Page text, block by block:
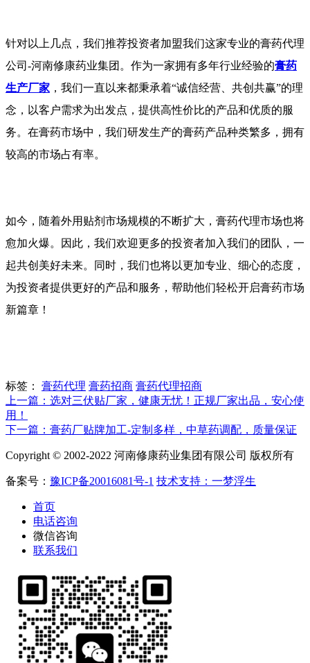
针对以上几点，我们推荐投资者加盟我们这家专业的膏药代理
公司-河南修康药业集团。作为一家拥有多年行业经验的膏药
生产厂家 ，我们一直以来都秉承着“诚信经营、共创共赢”的理
念，以客户需求为出发点，提供高性价比的产品和优质的服
务。在膏药市场中，我们研发生产的膏药产品种类繁多，拥有
较高的市场占有率。
如今，随着外用贴剂市场规模的不断扩大，膏药代理市场也将
愈加火爆。因此，我们欢迎更多的投资者加入我们的团队，一
起共创美好未来。同时，我们也将以更加专业、细心的态度，
为投资者提供更好的产品和服务，帮助他们轻松开启膏药市场
新篇章！
标签： 膏药代理 膏药招商 膏药代理招商
上一篇：选对三伏贴厂家，健康无忧！正规厂家出品，安心使
用！
下一篇：膏药厂贴牌加工-定制多样，中草药调配，质量保证
Copyright © 2002-2022 河南修康药业集团有限公司 版权所有
备案号： 豫ICP备20016081号-1 技术支持：一梦浮生
首页
电话咨询
微信咨询
联系我们